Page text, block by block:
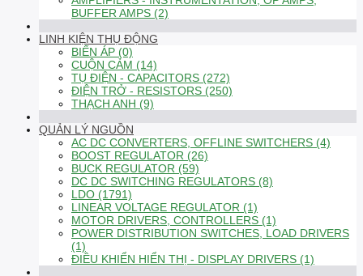
BUFFER AMPS (2)
LINH KIỆN THỤ ĐỘNG
BIẾN ÁP (0)
CUỘN CẢM (14)
TỤ ĐIỆN - CAPACITORS (272)
ĐIỆN TRỞ - RESISTORS (250)
THẠCH ANH (9)
QUẢN LÝ NGUỒN
AC DC CONVERTERS, OFFLINE SWITCHERS (4)
BOOST REGULATOR (26)
BUCK REGULATOR (59)
DC DC SWITCHING REGULATORS (8)
LDO (1791)
LINEAR VOLTAGE REGULATOR (1)
MOTOR DRIVERS, CONTROLLERS (1)
POWER DISTRIBUTION SWITCHES, LOAD DRIVERS
(1)
ĐIỀU KHIỂN HIỂN THỊ - DISPLAY DRIVERS (1)